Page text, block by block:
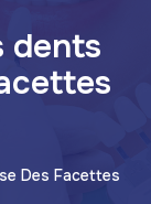
dents
Des Facettes